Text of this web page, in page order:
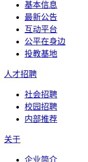
基本信息
最新公告
互动平台
公平在身边
投教基地
人才招聘
社会招聘
校园招聘
内部推荐
关于
企业简介